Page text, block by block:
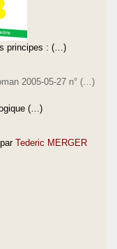
principes : (…)
2005-05-27 n° (…)
(…)
, par Tederic MERGER